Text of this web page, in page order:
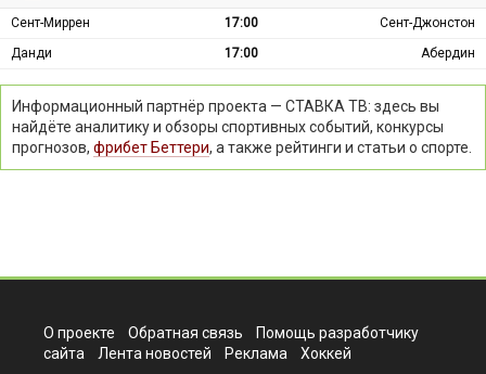
Сент-Миррен 17:00
Сент-Джонстон
Данди
17:00 Абердин
Информационный партнёр проекта — СТАВКА ТВ: здесь вы
найдёте аналитику и обзоры спортивных событий, конкурсы
прогнозов, фрибет Беттери, а также рейтинги и статьи о спорте.
О проекте Обратная связь
Помощь разработчику
сайта
Лента новостей Реклама Хоккей